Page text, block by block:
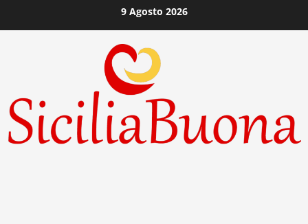
al
9 Agosto 2026